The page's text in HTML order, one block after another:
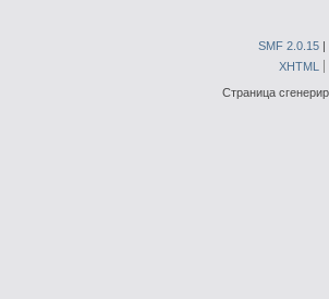
SMF 2.0.15 |
XHTML
Страница